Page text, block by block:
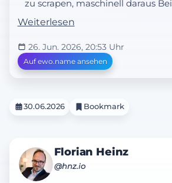
zu scrapen, maschinell daraus
verfassen und als eigene
Damit schaufelt sich die Branche
eigenes Grab.
Weiterlesen
26. Jun. 2026, 20:53 Uhr
Auf ewo.name ansehen
30.06.2026 Bookmark
Florian Heinz
@hnz.io